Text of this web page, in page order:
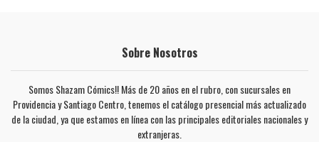
Sobre Nosotros
Somos Shazam Cómics!! Más de 20 años en el rubro, con sucursales en
Providencia y Santiago Centro, tenemos el catálogo presencial más actualizado
de la ciudad, ya que estamos en línea con las principales editoriales nacionales y
extranjeras.